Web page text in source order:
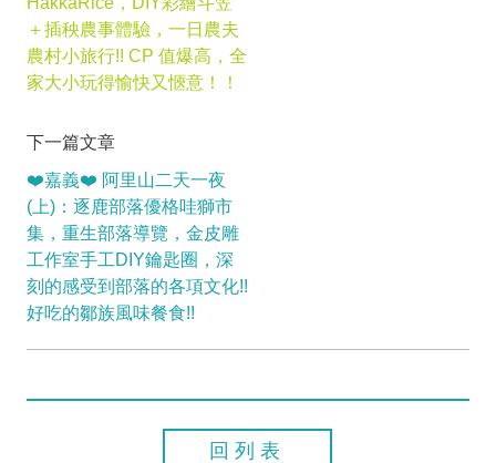
＋插秧農事體驗，一日農夫
農村小旅行!! CP 值爆高，全
家大小玩得愉快又愜意！！
下一篇文章
❤️嘉義❤️ 阿里山二天一夜
(上)：逐鹿部落優格哇獅市
集，重生部落導覽，金皮雕
工作室手工DIY鑰匙圈，深
刻的感受到部落的各項文化!!
好吃的鄒族風味餐食!!
回列表